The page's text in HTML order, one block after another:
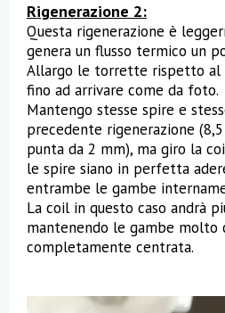
Rigenerazione 2:
Questa rigenerazione è
genera un flusso termico un
Allargo le torrette rispetto al
fino ad arrivare come da foto.
Mantengo stesse spire e
precedente rigenerazione
punta da 2 mm), ma giro la
le spire siano in perfetta
entrambe le gambe
La coil in questo caso andrà
mantenendo le gambe
completamente centrata.